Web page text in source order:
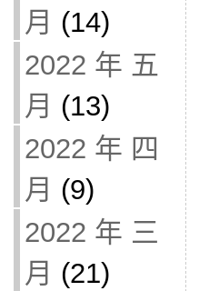
月 (14)
2022 年 五
月 (13)
2022 年 四
月 (9)
2022 年 三
月 (21)